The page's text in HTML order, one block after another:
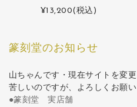
¥13,200(税込)
篆刻堂のお知らせ
山ちゃんです・現在サイトを変
苦しいのですが、よろしくお願い
●篆刻堂 実店舗